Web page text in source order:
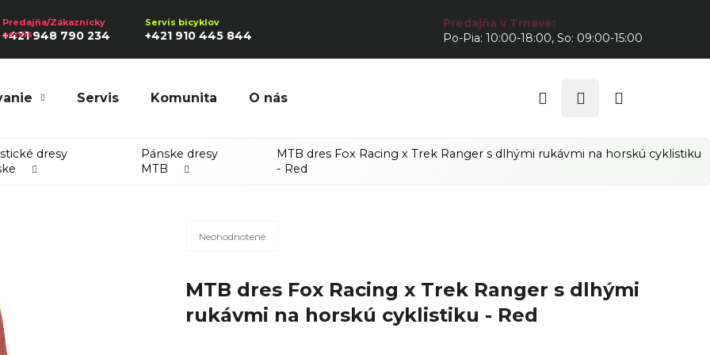
+421 948 790 234 +421 910 445 844
Predajňa v Trnave:
Po-Pia: 10:00-18:00, So: 09:00-15:00
Servis Komunita O nás Hľadať Prihlásenie
dresy
Pánske dresy
MTB
MTB dres Fox Racing x Trek Ranger s dlhými rukávmi na horskú cyklistiku
- Red
Priemerné
je
0,0
z
Neohodnotené
MTB dres Fox Racing x Trek Ranger s dlhými
rukávmi na horskú cyklistiku - Red